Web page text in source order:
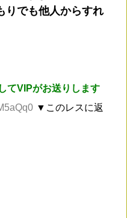
りでも他人からすれ
てVIPがお送りします
▼このレスに返